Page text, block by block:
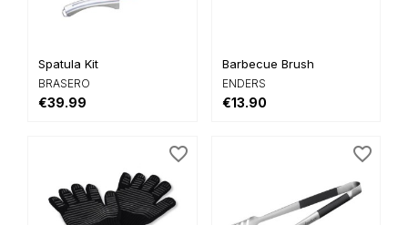
Spatula Kit
BRASERO
€39.99
Barbecue Brush
ENDERS
€13.90
favorite_border favorite_border